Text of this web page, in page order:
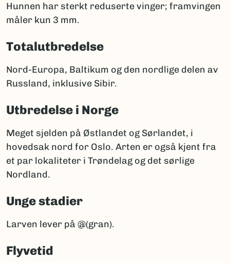
Hunnen har sterkt reduserte vinger; framvingen
måler kun 3 mm.
Totalutbredelse
Nord-Europa, Baltikum og den nordlige delen av
Russland, inklusive Sibir.
Utbredelse i Norge
Meget sjelden på Østlandet og Sørlandet, i
hovedsak nord for Oslo. Arten er også kjent fra
et par lokaliteter i Trøndelag og det sørlige
Nordland.
Unge stadier
Larven lever på @(gran).
Flyvetid